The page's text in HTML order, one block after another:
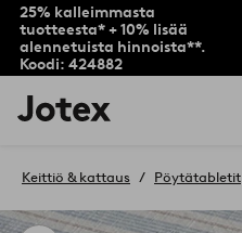
25% kalleimmasta
tuotteesta* + 10% lisää
alennetuista hinnoista**.
Koodi: 424882
Jotex-
logo
aloitussivulle
Keittiö & kattaus Pöytätabletit